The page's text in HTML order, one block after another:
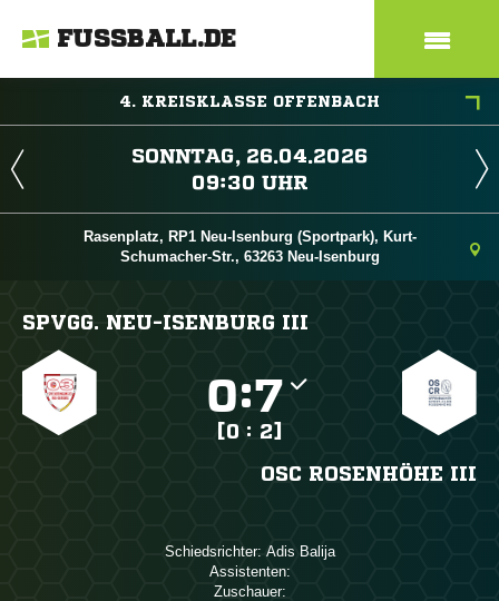
FUSSBALL.DE
4. KREISKLASSE OFFENBACH
 
 
Rasenplatz, RP1 Neu-Isenburg (Sportpark), Kurt-
Schumacher-Str., 63263 Neu-Isenburg
SPVGG. NEU-ISENBURG III
:
[0 : 2]
OSC ROSENHÖHE III
Schiedsrichter:  
Assistenten:
Zuschauer: